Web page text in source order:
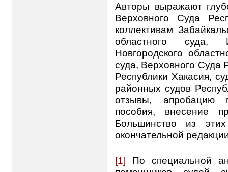
Авторы выражают
Верховного Суда
коллективам
областного суда,
Новгородского
суда, Верховного Суда
Республики Хакасия,
районных судов
отзывы, апробацию
пособия, внесение
Большинство из
окончательной
[1] По специальной